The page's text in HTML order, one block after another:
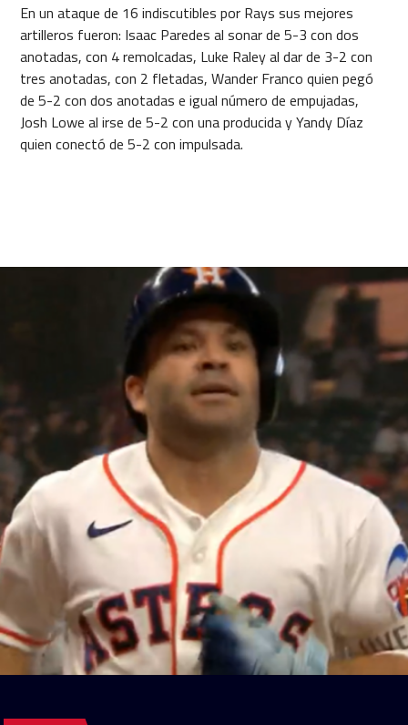
En un ataque de 16 indiscutibles por Rays sus mejores
artilleros fueron: Isaac Paredes al sonar de 5-3 con dos
anotadas, con 4 remolcadas, Luke Raley al dar de 3-2 con
tres anotadas, con 2 fletadas, Wander Franco quien pegó
de 5-2 con dos anotadas e igual número de empujadas,
Josh Lowe al irse de 5-2 con una producida y Yandy Díaz
quien conectó de 5-2 con impulsada.